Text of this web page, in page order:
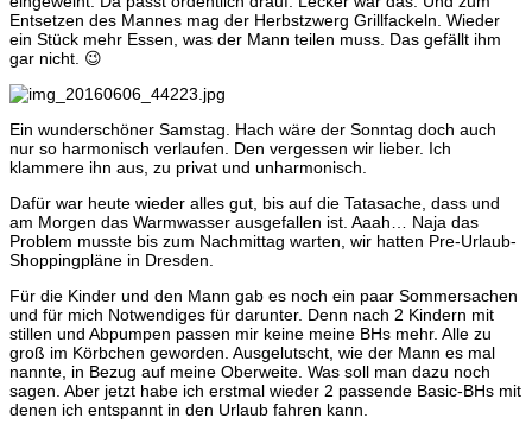
Entsetzen des Mannes mag der Herbstzwerg Grillfackeln. Wieder
ein Stück mehr Essen, was der Mann teilen muss. Das gefällt ihm
gar nicht. 😉
Ein wunderschöner Samstag. Hach wäre der Sonntag doch auch
nur so harmonisch verlaufen. Den vergessen wir lieber. Ich
klammere ihn aus, zu privat und unharmonisch.
Dafür war heute wieder alles gut, bis auf die Tatasache, dass und
am Morgen das Warmwasser ausgefallen ist. Aaah… Naja das
Problem musste bis zum Nachmittag warten, wir hatten Pre-Urlaub-
Shoppingpläne in Dresden.
Für die Kinder und den Mann gab es noch ein paar Sommersachen
und für mich Notwendiges für darunter. Denn nach 2 Kindern mit
stillen und Abpumpen passen mir keine meine BHs mehr. Alle zu
groß im Körbchen geworden. Ausgelutscht, wie der Mann es mal
nannte, in Bezug auf meine Oberweite. Was soll man dazu noch
sagen. Aber jetzt habe ich erstmal wieder 2 passende Basic-BHs mit
denen ich entspannt in den Urlaub fahren kann.